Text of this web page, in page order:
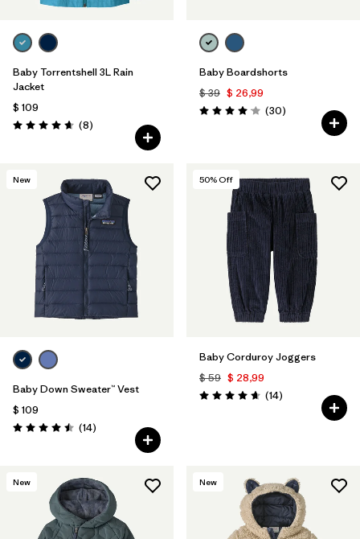
Baby Torrentshell 3L Rain
Jacket
$ 109
Valoración: 4.6 / 5
(8Comentarios
)
Baby Boardshorts
$ 39 $ 26,99
Valoración: 4.0 / 5
(30Comentarios
)
New
Baby Down Sweater™ Vest
$ 109
Valoración: 4.5 / 5
(14Comentarios
)
50% Off
Baby Corduroy Joggers
$ 59 $ 28,99
Valoración: 4.7 / 5
(14Comentarios
)
New New